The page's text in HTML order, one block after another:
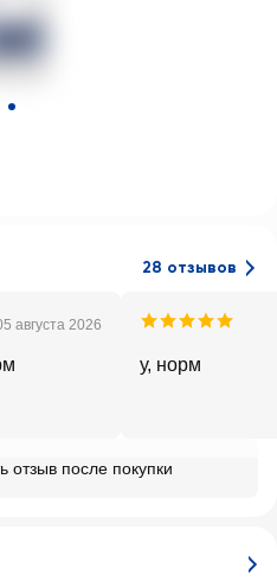
28 отзывов
августа 2026
у, норм
отзыв после покупки